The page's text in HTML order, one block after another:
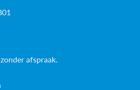
afspraak.